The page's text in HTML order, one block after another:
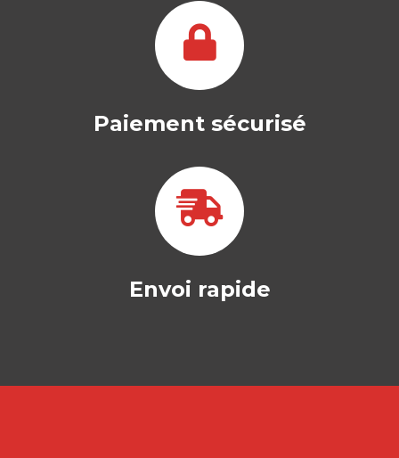
Paiement sécurisé
Envoi rapide